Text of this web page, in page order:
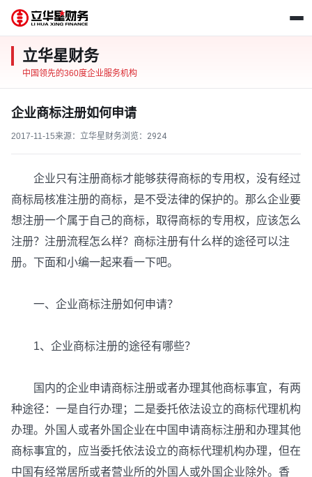
立华星财务
中国领先的360度企业服务机构
企业商标注册如何申请
2017-11-15来源：立华星财务浏览： 2924
企业只有注册商标才能够获得商标的专用权，没有经过
商标局核准注册的商标，是不受法律的保护的。那么企业要
想注册一个属于自己的商标，取得商标的专用权，应该怎么
注册？注册流程怎么样？商标注册有什么样的途径可以注
册。下面和小编一起来看一下吧。
一、企业商标注册如何申请？
1、企业商标注册的途径有哪些？
国内的企业申请商标注册或者办理其他商标事宜，有两
种途径：一是自行办理；二是委托依法设立的商标代理机构
办理。外国人或者外国企业在中国申请商标注册和办理其他
商标事宜的，应当委托依法设立的商标代理机构办理，但在
中国有经常居所或者营业所的外国人或外国企业除外。香